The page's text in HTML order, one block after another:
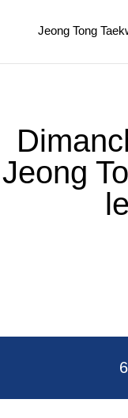
Jeong Tong
Jeong